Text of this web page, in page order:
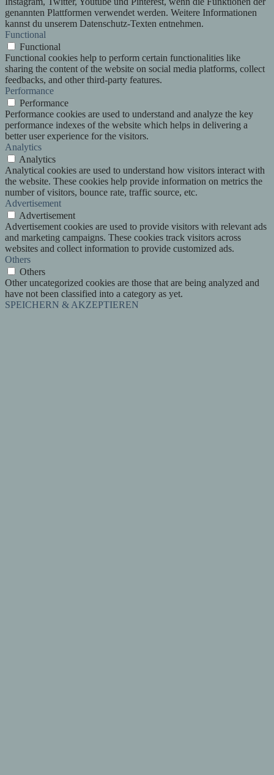
genannten Plattformen verwendet werden. Weitere Informationen
kannst du unserem Datenschutz-Texten entnehmen.
Functional
Functional
Functional cookies help to perform certain functionalities like
sharing the content of the website on social media platforms, collect
feedbacks, and other third-party features.
Performance
Performance
Performance cookies are used to understand and analyze the key
performance indexes of the website which helps in delivering a
better user experience for the visitors.
Analytics
Analytics
Analytical cookies are used to understand how visitors interact with
the website. These cookies help provide information on metrics the
number of visitors, bounce rate, traffic source, etc.
Advertisement
Advertisement
Advertisement cookies are used to provide visitors with relevant ads
and marketing campaigns. These cookies track visitors across
websites and collect information to provide customized ads.
Others
Others
Other uncategorized cookies are those that are being analyzed and
have not been classified into a category as yet.
SPEICHERN & AKZEPTIEREN